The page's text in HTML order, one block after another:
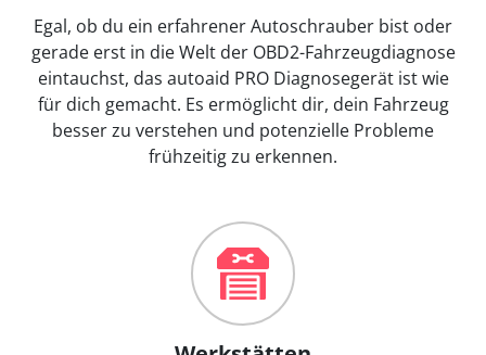
Egal, ob du ein erfahrener Autoschrauber bist oder
gerade erst in die Welt der OBD2-Fahrzeugdiagnose
eintauchst, das autoaid PRO Diagnosegerät ist wie
für dich gemacht. Es ermöglicht dir, dein Fahrzeug
besser zu verstehen und potenzielle Probleme
frühzeitig zu erkennen.